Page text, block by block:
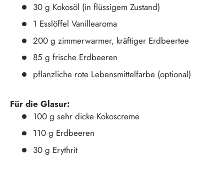
30 g Kokosöl (in flüssigem Zustand)
1 Esslöffel Vanillearoma
200 g zimmerwarmer, kräftiger Erdbeertee
85 g frische Erdbeeren
pflanzliche rote Lebensmittelfarbe (optional)
Für die Glasur:
100 g sehr dicke Kokoscreme
110 g Erdbeeren
30 g Erythrit